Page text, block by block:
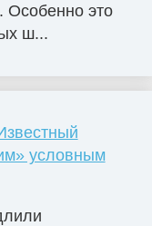
Особенно это
ш...
условным